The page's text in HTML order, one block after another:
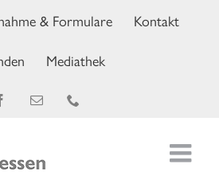
& Formulare
Kontakt
Mediathek
Facebook
E-